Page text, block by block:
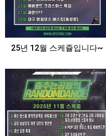
25년 12월 스케쥴입니다~